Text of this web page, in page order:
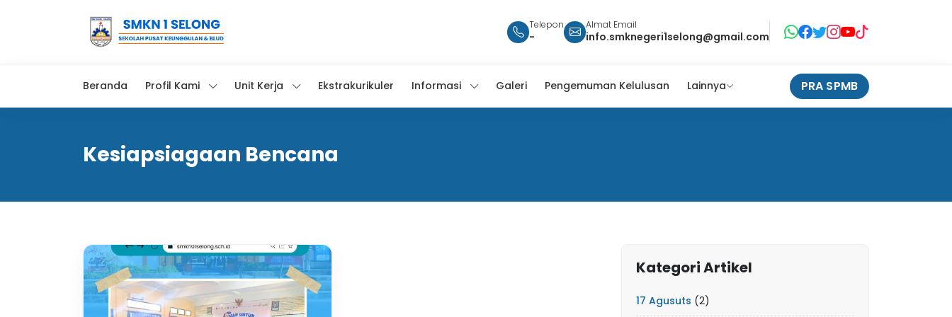
Telepon
-
Almat Email
info.smknegeri1selong@gmail.com
Beranda Profil Kami Unit Kerja Ekstrakurikuler Informasi Galeri Pengemuman Kelulusan Lainnya PRA SPMB
Kesiapsiagaan Bencana
Kategori Artikel
17 Agusuts (2)